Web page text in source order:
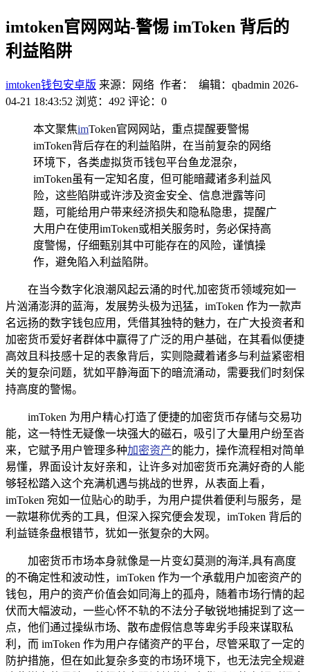
imtoken官网网站-警惕 imToken 背后的
利益陷阱
imtoken钱包安卓版 来源：网络 作者： 编辑：qbadmin 2026-
04-21 18:43:52 浏览：492 评论：0
本文聚焦imToken官网网站，重点提醒要警惕
imToken背后存在的利益陷阱，在当前复杂的网络
环境下，各类虚拟货币钱包平台鱼龙混杂，
imToken虽有一定知名度，但可能暗藏诸多利益风
险，这些陷阱或许涉及资金安全、信息泄露等问
题，可能给用户带来经济损失和隐私隐患，提醒广
大用户在使用imToken或相关服务时，务必保持高
度警惕，仔细甄别其中可能存在的风险，谨慎操
作，避免陷入利益陷阱。
在当今数字化浪潮风起云涌的时代,加密货币领域宛如一
片汹涌澎湃的蓝海，发展势头极为迅猛，imToken 作为一款声
名远扬的数字钱包应用，凭借其独特的魅力，在广大投资者和
加密货币爱好者群体中赢得了广泛的用户基础，在其看似便捷
高效且科技感十足的表象背后，实则隐藏着诸多与利益紧密相
关的复杂问题，犹如平静海面下的暗流涌动，需要我们时刻保
持高度的警惕。
imToken 为用户精心打造了便捷的加密货币存储与交易功
能，这一特性无疑像一块强大的磁石，吸引了大量用户纷至沓
来，它赋予用户管理多种加密资产的能力，操作流程相对简单
易懂，界面设计友好亲和，让许多对加密货币充满好奇的人能
够轻松踏入这个充满机遇与挑战的世界，从表面上看，
imToken 宛如一位贴心的助手，为用户提供着便利与服务，是
一款堪称优秀的工具，但深入探究便会发现，imToken 背后的
利益链条盘根错节，犹如一张复杂的大网。
加密货币市场本身就像是一片变幻莫测的海洋,具有高度
的不确定性和波动性，imToken 作为一个承载用户加密资产的
钱包，用户的资产价值会如同海上的孤舟，随着市场行情的起
伏而大幅波动，一些心怀不轨的不法分子敏锐地捕捉到了这一
点，他们通过操纵市场、散布虚假信息等卑劣手段来谋取私
利，而 imToken 作为用户存储资产的平台，尽管采取了一定的
防护措施，但在如此复杂多变的市场环境下，也无法完全规避